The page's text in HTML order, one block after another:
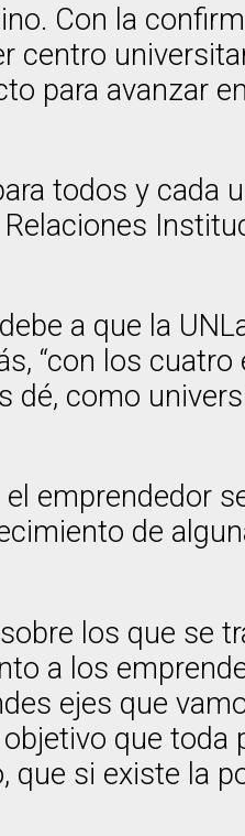
Con la
centro
para avanzar
todos y cada
a que la
“con los
dé, como
emprendedor
de
los que se
a los
ejes que
que toda
que si existe la